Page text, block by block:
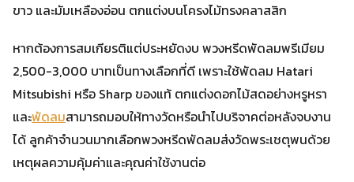
ขาว และมัมเหลืองอ่อน ตกแต่งบนโครงไม้ทรงคลาสสิก
หากต้องการสมเกียรติแต่ประหยัดงบ พวงหรีดพัดลมพรีเมียม
2,500-3,000 บาทเป็นทางเลือกที่ดี เพราะใช้พัดลม Hatari
Mitsubishi หรือ Sharp ของแท้ ตกแต่งดอกไม้สดอย่างหรูหรา
และพัดลมสามารถมอบให้ทางวัดหรือนำไปบริจาคต่อหลังจบงาน
ได้ ลูกค้าจำนวนมากเลือกพวงหรีดพัดลมส่งวัดพระเชตุพนด้วย
เหตุผลความคุ้มค่าและคุณค่าใช้งานต่อ